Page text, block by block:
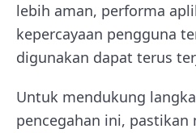
lebih aman, performa
kepercayaan pengguna
digunakan dapat terus
Untuk mendukung
pencegahan ini, pastikan